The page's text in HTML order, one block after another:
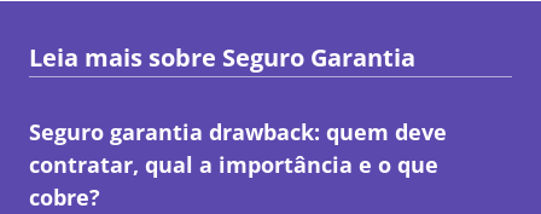
Leia mais sobre Seguro Garantia
Seguro garantia drawback: quem deve
contratar, qual a importância e o que
cobre?